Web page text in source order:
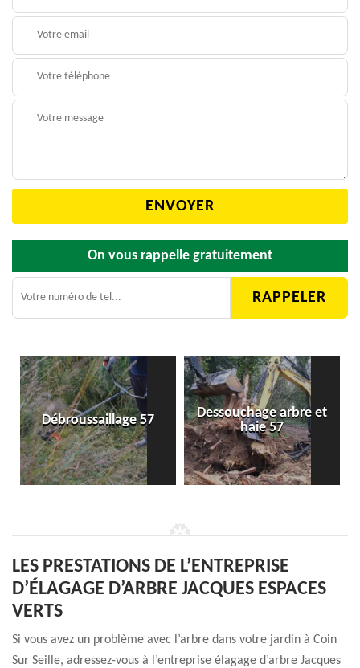
On vous rappelle gratuitement
Débroussaillage 57
Dessouchage arbre et
haie 57
LES PRESTATIONS DE L’ENTREPRISE
D’ÉLAGAGE D’ARBRE JACQUES ESPACES
VERTS
Si vous avez un problème avec l’arbre dans votre jardin à Coin
Sur Seille, adressez-vous à l’entreprise élagage d’arbre Jacques